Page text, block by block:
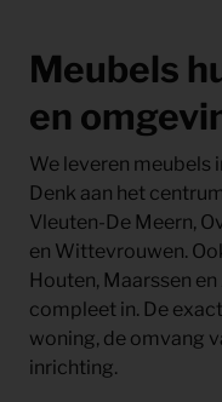
Meubels
en
We leveren meubels
Denk aan het
Vleuten-De Meern,
en Wittevrouwen.
Houten, Maarssen
compleet in. De
woning, de omvang
inrichting.